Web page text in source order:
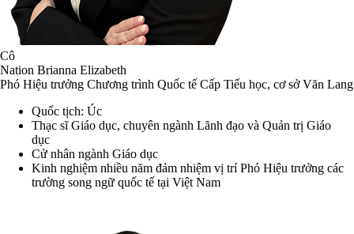
Cô
Nation Brianna Elizabeth
Phó Hiệu trưởng Chương trình Quốc tế Cấp Tiểu học, cơ sở Văn Lang
Quốc tịch: Úc
Thạc sĩ Giáo dục, chuyên ngành Lãnh đạo và Quản trị Giáo
dục
Cử nhân ngành Giáo dục
Kinh nghiệm nhiều năm đảm nhiệm vị trí Phó Hiệu trưởng các
trường song ngữ quốc tế tại Việt Nam